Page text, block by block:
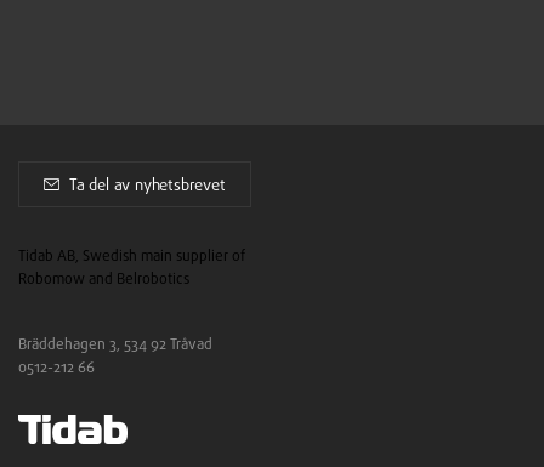
Ta del av nyhetsbrevet
Tidab AB, Swedish main supplier of
Robomow and Belrobotics
Bräddehagen 3, 534 92 Tråvad
0512-212 66